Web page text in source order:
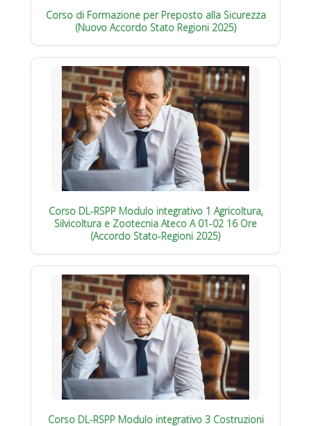
Corso di Formazione per Preposto alla Sicurezza
(Nuovo Accordo Stato Regioni 2025)
Corso DL-RSPP Modulo integrativo 1 Agricoltura,
Silvicoltura e Zootecnia Ateco A 01-02 16 Ore
(Accordo Stato-Regioni 2025)
Corso DL-RSPP Modulo integrativo 3 Costruzioni